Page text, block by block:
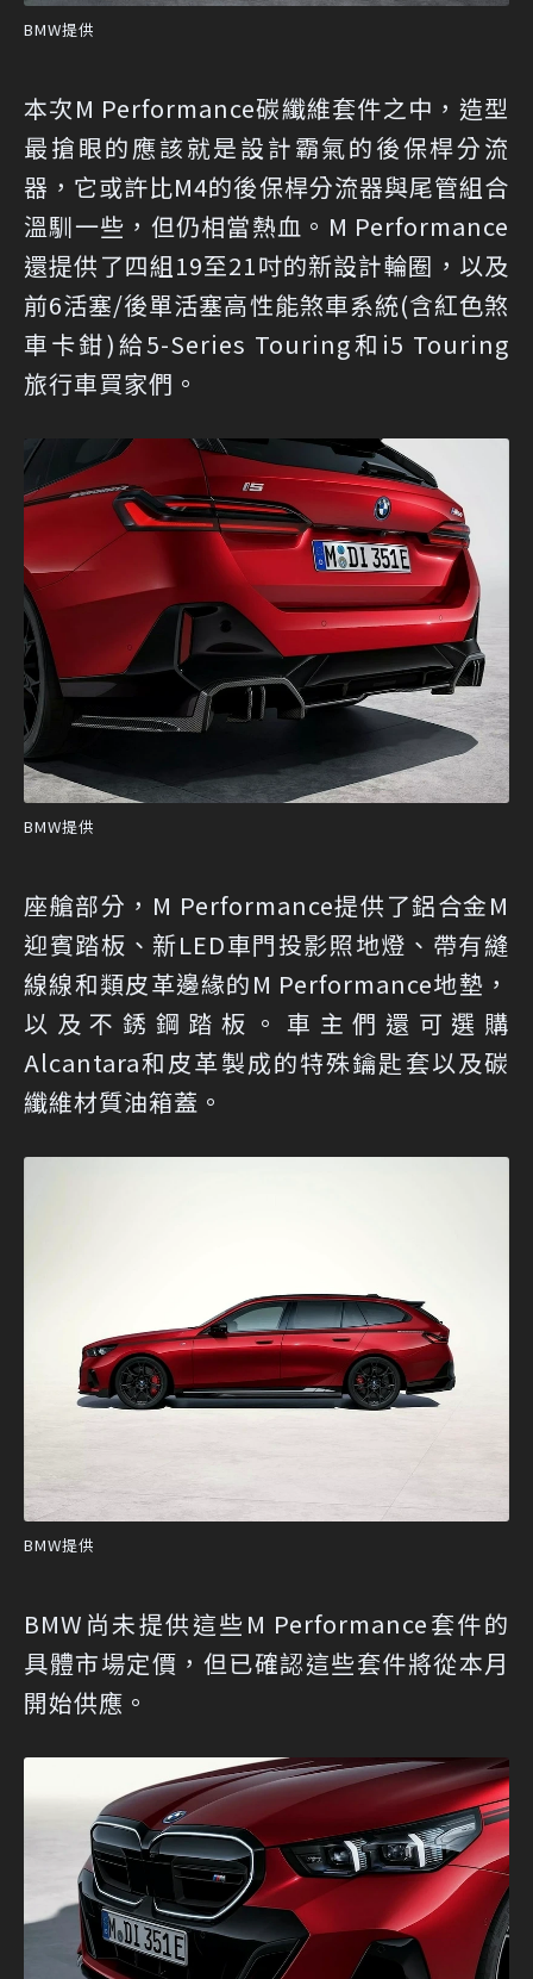
BMW提供
本次M Performance碳纖維套件之中，造型
最搶眼的應該就是設計霸氣的後保桿分流
器，它或許比M4的後保桿分流器與尾管組合
溫馴一些，但仍相當熱血。M Performance
還提供了四組19至21吋的新設計輪圈，以及
前6活塞/後單活塞高性能煞車系統(含紅色煞
車卡鉗)給5-Series Touring和i5 Touring
旅行車買家們。
BMW提供
座艙部分，M Performance提供了鋁合金M
迎賓踏板、新LED車門投影照地燈、帶有縫
線線和類皮革邊緣的M Performance地墊，
以及不銹鋼踏板。車主們還可選購
Alcantara和皮革製成的特殊鑰匙套以及碳
纖維材質油箱蓋。
BMW提供
BMW尚未提供這些M Performance套件的
具體市場定價，但已確認這些套件將從本月
開始供應。